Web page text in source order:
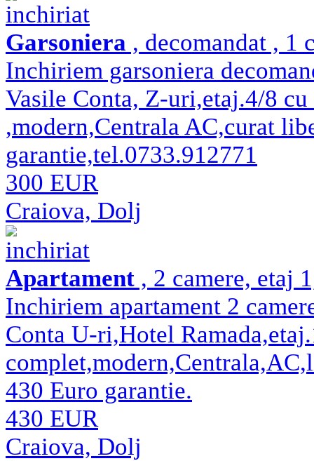
inchiriat
Garsoniera , decomandat , 1
Inchiriem garsoniera
Vasile Conta, Z-uri,etaj.4/8
,modern,Centrala AC,curat
garantie,tel.0733.912771
300 EUR
Craiova, Dolj
inchiriat
Apartament , 2 camere, etaj
Inchiriem apartament 2
Conta U-ri,Hotel
430 Euro garantie.
430 EUR
Craiova, Dolj